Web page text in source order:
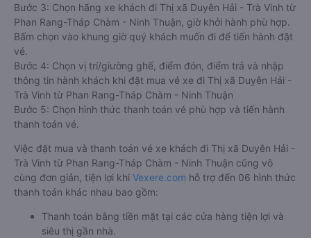
Bước 3: Chọn hãng xe khách đi Thị xã Duyên Hải - Trà Vinh từ
Phan Rang-Tháp Chàm - Ninh Thuận, giờ khởi hành phù hợp.
Bấm chọn vào khung giờ quý khách muốn đi để tiến hành đặt
vé.
Bước 4: Chọn vị trí/giường ghế, điểm đón, điểm trả và nhập
thông tin hành khách khi đặt mua vé xe đi Thị xã Duyên Hải -
Trà Vinh từ Phan Rang-Tháp Chàm - Ninh Thuận
Bước 5: Chọn hình thức thanh toán vé phù hợp và tiến hành
thanh toán vé.
Việc đặt mua và thanh toán vé xe khách đi Thị xã Duyên Hải -
Trà Vinh từ Phan Rang-Tháp Chàm - Ninh Thuận cũng vô
cùng đơn giản, tiện lợi khi Vexere.com hỗ trợ đến 06 hình thức
thanh toán khác nhau bao gồm:
Thanh toán bằng tiền mặt tại các cửa hàng tiện lợi và
siêu thị gần nhà.